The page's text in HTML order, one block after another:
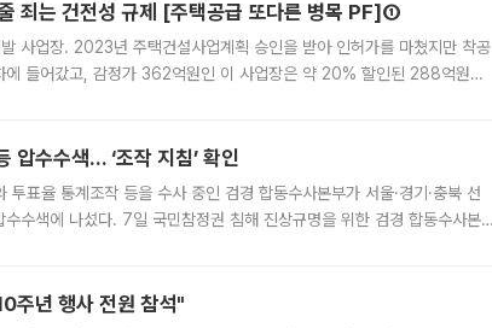
죄는 건전성 규제 [주택공급 또다른 병목 PF]①
사업장. 2023년 주택건설사업계획 승인을 받아 인허가를 마쳤지만 착공
에 들어갔고, 감정가 362억원인 이 사업장은 약 20% 할인된 288억원에
압수수색… ‘조작 지침’ 확인
표율 통계조작 등을 수사 중인 검경 합동수사본부가 서울·경기·충북 선
수색에 나섰다. 7일 국민참정권 침해 진상규명을 위한 검경 합동수사본
주년 행사 전원 참석"